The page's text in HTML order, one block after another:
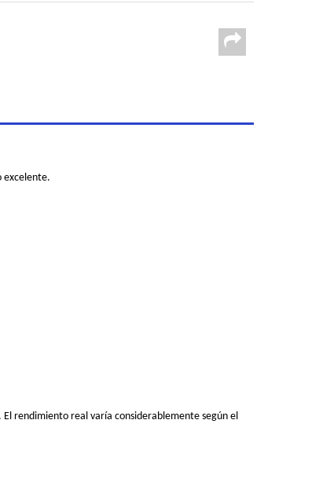
excelente.
El rendimiento real varía considerablemente según el